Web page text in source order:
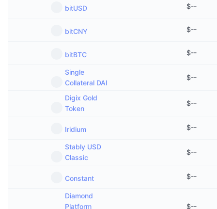
bitUSD $--
bitCNY $--
bitBTC $--
Single
Collateral DAI
$--
Digix Gold
Token
$--
Iridium $--
Stably USD
Classic
$--
Constant $--
Diamond
Platform
$--